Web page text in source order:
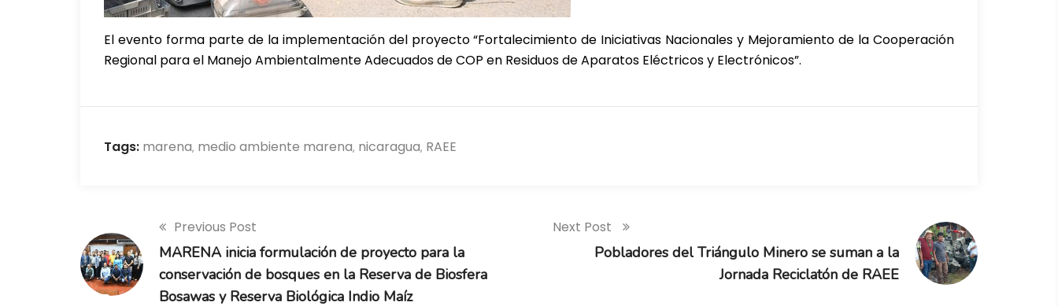
El evento forma parte de la implementación del proyecto “Fortalecimiento de Iniciativas Nacionales y Mejoramiento de la Cooperación
Regional para el Manejo Ambientalmente Adecuados de COP en Residuos de Aparatos Eléctricos y Electrónicos”.
Tags: marena, medio ambiente marena, nicaragua, RAEE
Previous Post
MARENA inicia formulación de proyecto para la
conservación de bosques en la Reserva de Biosfera
Bosawas y Reserva Biológica Indio Maíz
Next Post
Pobladores del Triángulo Minero se suman a la
Jornada Reciclatón de RAEE